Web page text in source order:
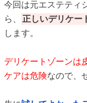
今回は元エステティ
ら、
正しいデリケー
します。
デリケートゾーンは
ケアは危険なので、